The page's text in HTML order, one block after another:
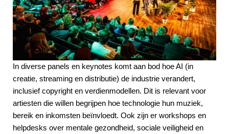
In diverse panels en keynotes komt aan bod hoe AI (in
creatie, streaming en distributie) de industrie verandert,
inclusief copyright en verdienmodellen. Dit is relevant voor
artiesten die willen begrijpen hoe technologie hun muziek,
bereik en inkomsten beïnvloedt. Ook zijn er workshops en
helpdesks over mentale gezondheid, sociale veiligheid en